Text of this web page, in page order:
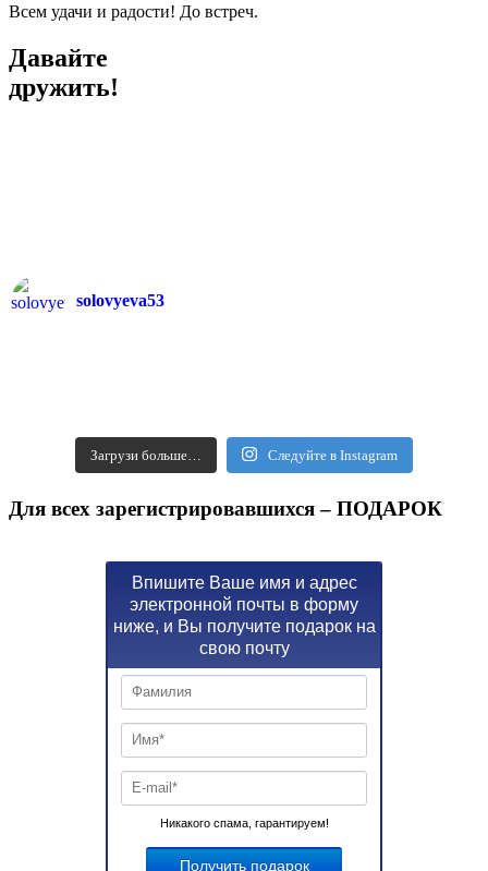
Всем удачи и радости! До встреч.
Давайте
дружить!
solovyeva53
Загрузи больше… Следуйте в Instagram
Для всех зарегистрировавшихся – ПОДАРОК
Впишите Ваше имя и адрес
электронной почты в форму
ниже, и Вы получите подарок на
свою почту
Никакого спама, гарантируем!